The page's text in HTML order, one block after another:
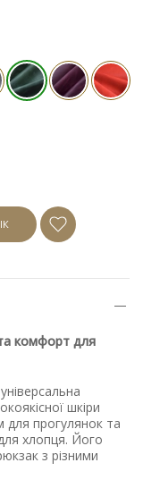
комфорт для
шкіри
для прогулянок та
хлопця. Його
з різними